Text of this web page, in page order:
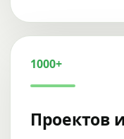
1000+
Проектов